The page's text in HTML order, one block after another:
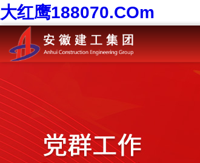
大红鹰188070.COm